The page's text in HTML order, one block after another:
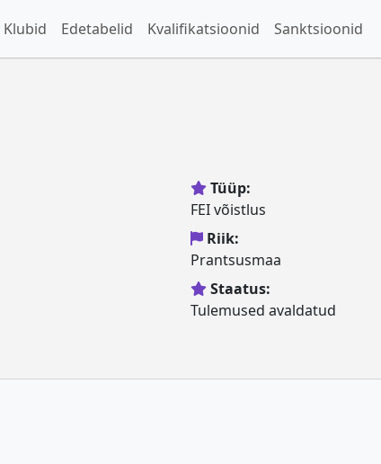
Klubid Edetabelid Kvalifikatsioonid Sanktsioonid
Tüüp:
FEI võistlus
Riik:
Prantsusmaa
Staatus:
Tulemused avaldatud